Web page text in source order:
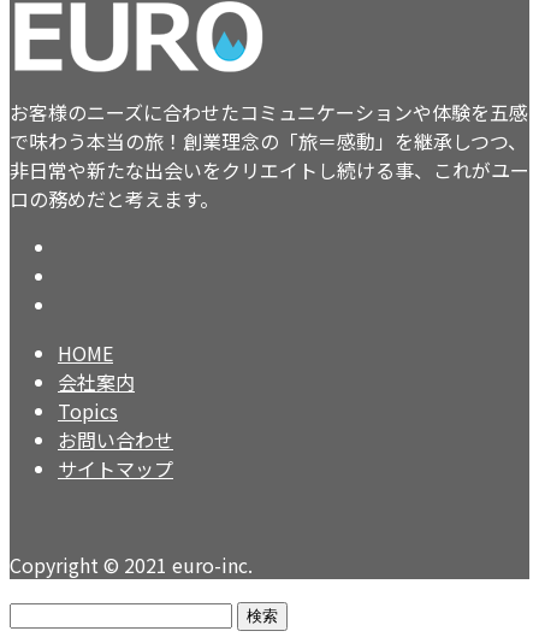
お客様のニーズに合わせたコミュニケーションや体験を五感
で味わう本当の旅！創業理念の「旅＝感動」を継承しつつ、
非日常や新たな出会いをクリエイトし続ける事、これがユー
ロの務めだと考えます。
HOME
会社案内
Topics
お問い合わせ
サイトマップ
Copyright © 2021 euro-inc.
検